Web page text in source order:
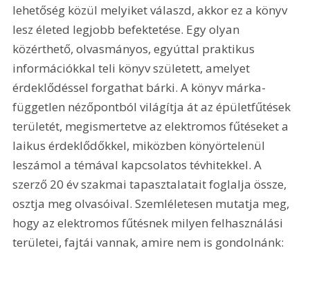
lehetőség közül melyiket válaszd, akkor ez a könyv
lesz életed legjobb befektetése. Egy olyan
közérthető, olvasmányos, egyúttal praktikus
információkkal teli könyv született, amelyet
érdeklődéssel forgathat bárki. A könyv márka-
független nézőpontból világítja át az épületfűtések
területét, megismertetve az elektromos fűtéseket a
laikus érdeklődőkkel, miközben könyörtelenül
leszámol a témával kapcsolatos tévhitekkel. A
szerző 20 év szakmai tapasztalatait foglalja össze,
osztja meg olvasóival. Szemléletesen mutatja meg,
hogy az elektromos fűtésnek milyen felhasználási
területei, fajtái vannak, amire nem is gondolnánk: